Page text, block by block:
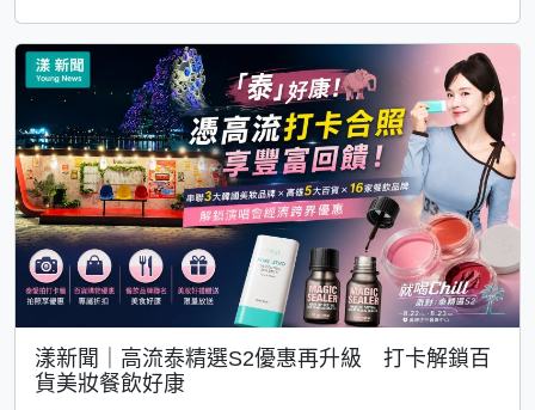
漾新聞｜高流泰精選S2優惠再升級 打卡解鎖百
貨美妝餐飲好康